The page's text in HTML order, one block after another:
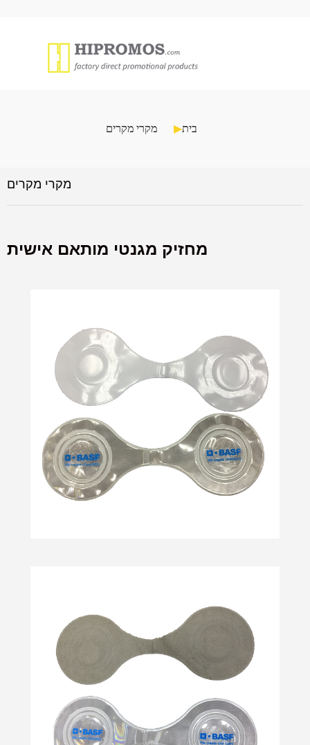
בית מקרי מקרים
מקרי מקרים
מחזיק מגנטי מותאם אישית